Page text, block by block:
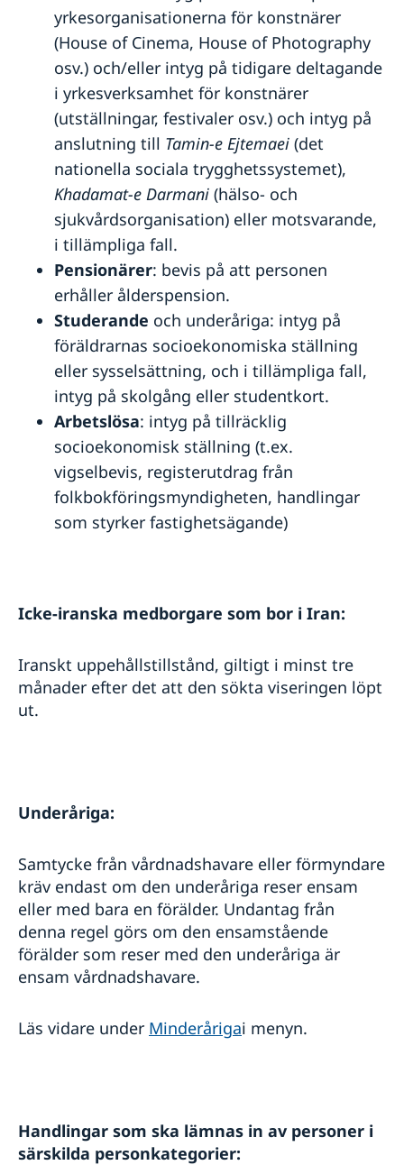
yrkesorganisationerna för konstnärer
(House of Cinema, House of Photography
osv.) och/eller intyg på tidigare deltagande
i yrkesverksamhet för konstnärer
(utställningar, festivaler osv.) och intyg på
anslutning till Tamin-e Ejtemaei (det
nationella sociala trygghetssystemet),
Khadamat-e Darmani (hälso- och
sjukvårdsorganisation) eller motsvarande,
i tillämpliga fall.
Pensionärer: bevis på att personen
erhåller ålderspension.
Studerande och underåriga: intyg på
föräldrarnas socioekonomiska ställning
eller sysselsättning, och i tillämpliga fall,
intyg på skolgång eller studentkort.
Arbetslösa: intyg på tillräcklig
socioekonomisk ställning (t.ex.
vigselbevis, registerutdrag från
folkbokföringsmyndigheten, handlingar
som styrker fastighetsägande)
Icke-iranska medborgare som bor i Iran:
Iranskt uppehållstillstånd, giltigt i minst tre
månader efter det att den sökta viseringen löpt
ut.
Underåriga:
Samtycke från vårdnadshavare eller förmyndare
kräv endast om den underåriga reser ensam
eller med bara en förälder. Undantag från
denna regel görs om den ensamstående
förälder som reser med den underåriga är
ensam vårdnadshavare.
Läs vidare under Minderårigai menyn.
Handlingar som ska lämnas in av personer i
särskilda personkategorier: